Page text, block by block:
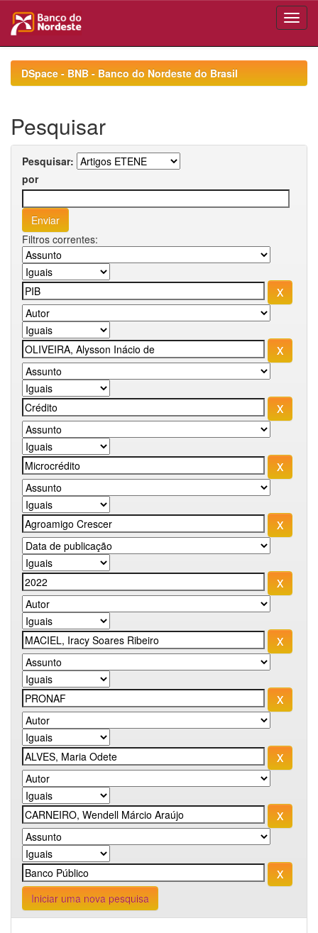
navigationDSpace - BNB - Banco do Nordeste do Brasil
Pesquisar
Pesquisar:
por
Filtros correntes:
Iniciar uma nova pesquisa